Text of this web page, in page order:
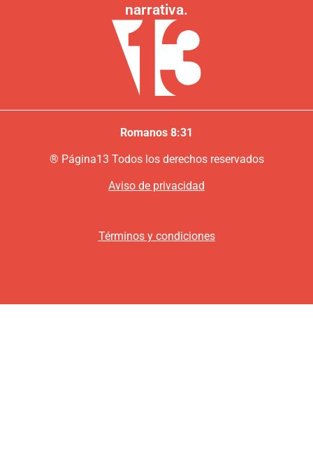
narrativa.
Romanos 8:31
® Página13 Todos los derechos reservados
Aviso de privacidad
Términos y condiciones